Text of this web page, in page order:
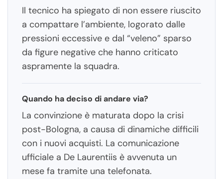
Il tecnico ha spiegato di non essere riuscito
a compattare l’ambiente, logorato dalle
pressioni eccessive e dal “veleno” sparso
da figure negative che hanno criticato
aspramente la squadra.
Quando ha deciso di andare via?
La convinzione è maturata dopo la crisi
post-Bologna, a causa di dinamiche difficili
con i nuovi acquisti. La comunicazione
ufficiale a De Laurentiis è avvenuta un
mese fa tramite una telefonata.